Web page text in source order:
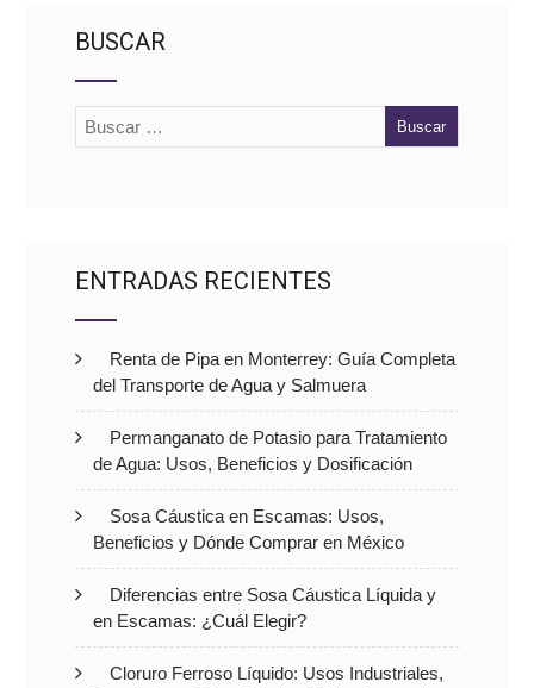
BUSCAR
ENTRADAS RECIENTES
Renta de Pipa en Monterrey: Guía Completa
del Transporte de Agua y Salmuera
Permanganato de Potasio para Tratamiento
de Agua: Usos, Beneficios y Dosificación
Sosa Cáustica en Escamas: Usos,
Beneficios y Dónde Comprar en México
Diferencias entre Sosa Cáustica Líquida y
en Escamas: ¿Cuál Elegir?
Cloruro Ferroso Líquido: Usos Industriales,